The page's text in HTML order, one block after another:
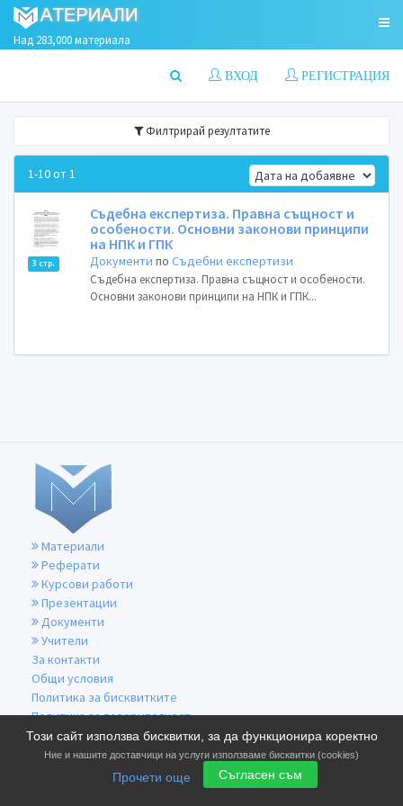
Над 283,000 материала
РЕГИСТРАЦИЯ
ВХОД
Филтрирай резултатите
1-10 от 1
3 стр.
Съдебна експертиза. Правна същност и
особености. Основни законови принципи
на НПК и ГПК
Документи поСъдебни експертизи
Съдебна експертиза. Правна същност и особености.
Основни законови принципи на НПК и ГПК...
Този сайт използва бисквитки, за да функционира коректно
Ние и нашите доставчици на услуги използваме бисквитки (cookies)
Прочети още Съгласен съм
Материали
Реферати
Курсови работи
Презентации
Документи
Учители
За контакти
Общи условия
Политика за бисквитките
Политика за поверителност